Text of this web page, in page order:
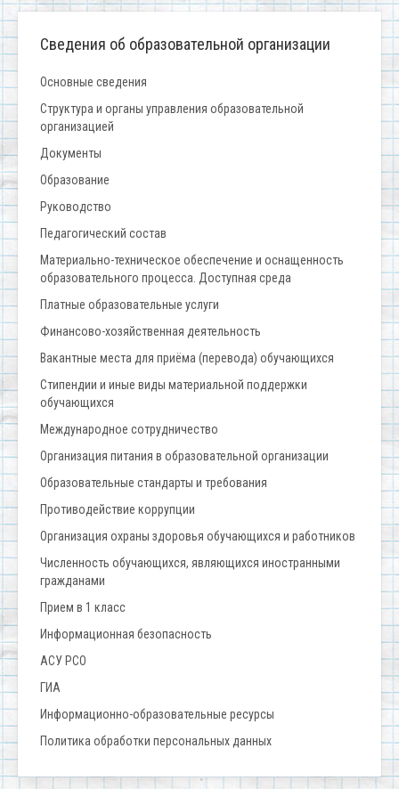
Сведения об образовательной организации
Основные сведения
Структура и органы управления образовательной
организацией
Документы
Образование
Руководство
Педагогический состав
Материально-техническое обеспечение и оснащенность
образовательного процесса. Доступная среда
Платные образовательные услуги
Финансово-хозяйственная деятельность
Вакантные места для приёма (перевода) обучающихся
Стипендии и иные виды материальной поддержки
обучающихся
Международное сотрудничество
Организация питания в образовательной организации
Образовательные стандарты и требования
Противодействие коррупции
Организация охраны здоровья обучающихся и работников
Численность обучающихся, являющихся иностранными
гражданами
Прием в 1 класс
Информационная безопасность
АСУ РСО
ГИА
Информационно-образовательные ресурсы
Политика обработки персональных данных